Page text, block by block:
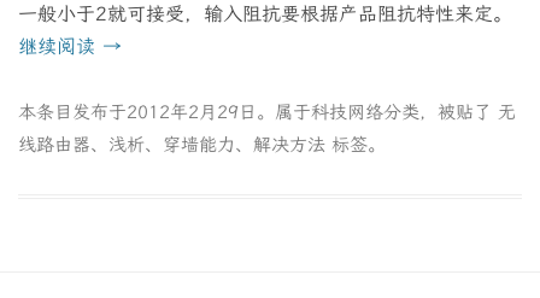
一般小于2就可接受，输入阻抗要根据产品阻抗特性来定。
继续阅读 →
本条目发布于2012年2月29日 。属于科技网络分类，被贴了 无
线路由器、 浅析、 穿墙能力、 解决方法 标签。